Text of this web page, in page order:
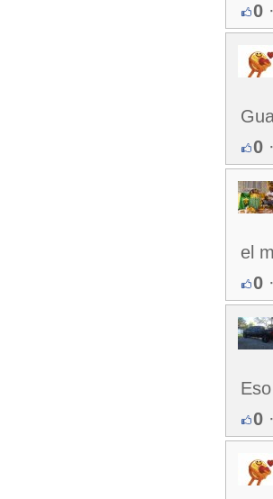
0 ·
0 ·
el
0 ·
0 ·